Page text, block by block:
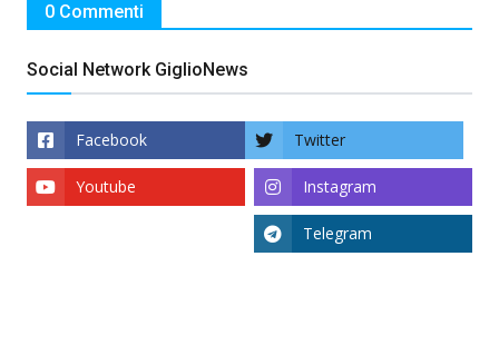
0 Commenti
Social Network GiglioNews
Facebook Twitter
Instagram
Youtube
Telegram